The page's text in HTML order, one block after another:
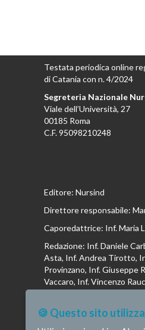
Testata periodica online
di Catania con n. 4/2024
Segreteria Nazionale
Viale dell’Università, 27
00185 Roma
C.F. 95098210248
Editore: Nursind
Direttore responsabile:
Caporedattrice: Inf. Maria
Redazione: Inf. Daniele
Asta, Inf. Andrea Tirotto,
Provinzano, Inf. Giuseppe
Vaccaro, Inf. Vincenzo
Altavilla, Inf. Stefano
🍪 Questo sito